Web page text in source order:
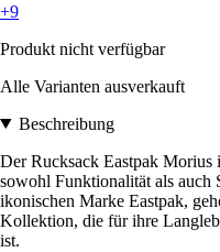
+9
Produkt nicht verfügbar
Alle Varianten ausverkauft
Beschreibung
Der Rucksack Eastpak Morius
sowohl Funktionalität als auch
ikonischen Marke Eastpak,
Kollektion, die für ihre
ist.